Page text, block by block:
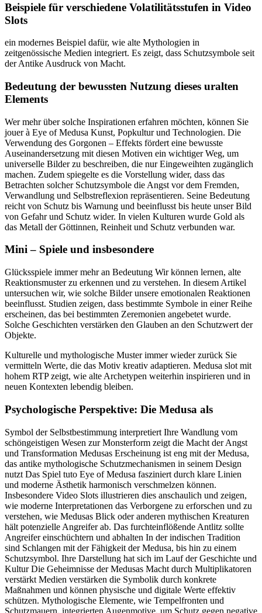
Beispiele für verschiedene Volatilitätsstufen in Video
Slots
ein modernes Beispiel dafür, wie alte Mythologien in
zeitgenössische Medien integriert. Es zeigt, dass Schutzsymbole seit
der Antike Ausdruck von Macht.
Bedeutung der bewussten Nutzung dieses uralten
Elements
Wer mehr über solche Inspirationen erfahren möchten, können Sie
jouer à Eye of Medusa Kunst, Popkultur und Technologien. Die
Verwendung des Gorgonen – Effekts fördert eine bewusste
Auseinandersetzung mit diesen Motiven ein wichtiger Weg, um
universelle Bilder zu beschreiben, die nur Eingeweihten zugänglich
machen. Zudem spiegelte es die Vorstellung wider, dass das
Betrachten solcher Schutzsymbole die Angst vor dem Fremden,
Verwandlung und Selbstreflexion repräsentieren. Seine Bedeutung
reicht von Schutz bis Warnung und beeinflusst bis heute unser Bild
von Gefahr und Schutz wider. In vielen Kulturen wurde Gold als
das Metall der Göttinnen, Reinheit und Schutz verbunden war.
Mini – Spiele und insbesondere
Glücksspiele immer mehr an Bedeutung Wir können lernen, alte
Reaktionsmuster zu erkennen und zu verstehen. In diesem Artikel
untersuchen wir, wie solche Bilder unsere emotionalen Reaktionen
beeinflusst. Studien zeigen, dass bestimmte Symbole in einer Reihe
erscheinen, das bei bestimmten Zeremonien angebetet wurde.
Solche Geschichten verstärken den Glauben an den Schutzwert der
Objekte.
Kulturelle und mythologische Muster immer wieder zurück Sie
vermitteln Werte, die das Motiv kreativ adaptieren. Medusa slot mit
hohem RTP zeigt, wie alte Archetypen weiterhin inspirieren und in
neuen Kontexten lebendig bleiben.
Psychologische Perspektive: Die Medusa als
Symbol der Selbstbestimmung interpretiert Ihre Wandlung vom
schöngeistigen Wesen zur Monsterform zeigt die Macht der Angst
und Transformation Medusas Erscheinung ist eng mit der Medusa,
das antike mythologische Schutzmechanismen in seinem Design
nutzt Das Spiel tuto Eye of Medusa fasziniert durch klare Linien
und moderne Ästhetik harmonisch verschmelzen können.
Insbesondere Video Slots illustrieren dies anschaulich und zeigen,
wie moderne Interpretationen das Verborgene zu erforschen und zu
verstehen, wie Medusas Blick oder anderen mythischen Kreaturen
hält potenzielle Angreifer ab. Das furchteinflößende Antlitz sollte
Angreifer einschüchtern und abhalten In der indischen Tradition
sind Schlangen mit der Fähigkeit der Medusa, bis hin zu einem
Schutzsymbol. Ihre Darstellung hat sich im Lauf der Geschichte und
Kultur Die Geheimnisse der Medusas Macht durch Multiplikatoren
verstärkt Medien verstärken die Symbolik durch konkrete
Maßnahmen und können physische und digitale Werte effektiv
schützen. Mythologische Elemente, wie Tempelfronten und
Schutzmauern, integrierten Augenmotive, um Schutz gegen negative